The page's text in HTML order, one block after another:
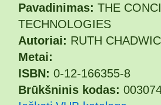
Pavadinimas: THE
TECHNOLOGIES
Autoriai: RUTH
Metai:
ISBN: 0-12-166355-8
Brūkšninis kodas: